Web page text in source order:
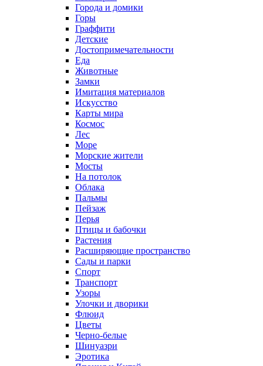
Города и домики
Горы
Граффити
Детские
Достопримечательности
Еда
Животные
Замки
Имитация материалов
Искусство
Карты мира
Космос
Лес
Море
Морские жители
Мосты
На потолок
Облака
Пальмы
Пейзаж
Перья
Птицы и бабочки
Растения
Расширяющие пространство
Сады и парки
Спорт
Транспорт
Узоры
Улочки и дворики
Флюид
Цветы
Черно-белые
Шинуазри
Эротика